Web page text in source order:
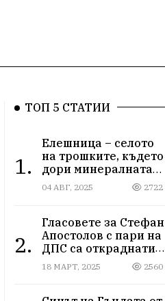
ТОП 5 СТАТИИ
1.
Елешница – селото
на трошките, където
дори минералната
вода не може да
измие срама
04 АВГ, 2025 2722
2.
Гласовете за Стефан
Апостолов с пари на
ДПС са откраднати
от Иван Герчев,
медия бухалка го
18 МАРТ, 2025 2560